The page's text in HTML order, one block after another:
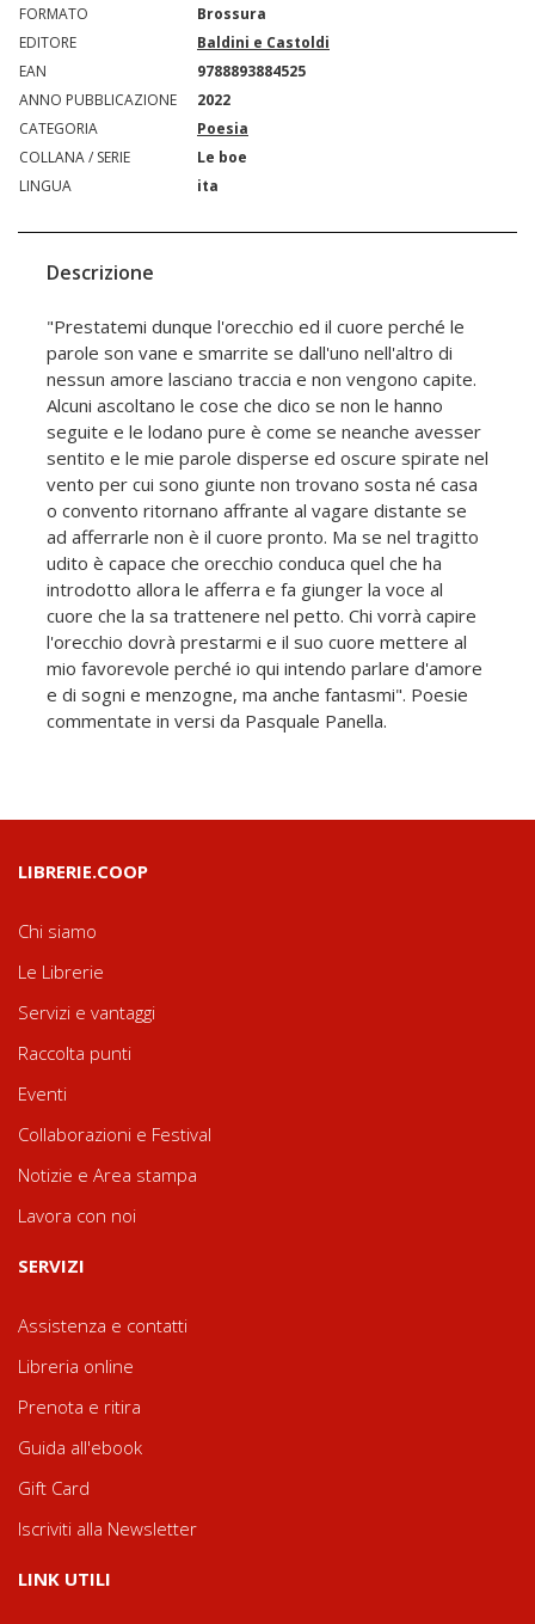
FORMATO
Brossura
EDITORE
Baldini e Castoldi
EAN
9788893884525
ANNO PUBBLICAZIONE
2022
CATEGORIA
Poesia
COLLANA / SERIE
Le boe
LINGUA
ita
Descrizione
"Prestatemi dunque l'orecchio ed il cuore perché le
parole son vane e smarrite se dall'uno nell'altro di
nessun amore lasciano traccia e non vengono capite.
Alcuni ascoltano le cose che dico se non le hanno
seguite e le lodano pure è come se neanche avesser
sentito e le mie parole disperse ed oscure spirate nel
vento per cui sono giunte non trovano sosta né casa
o convento ritornano affrante al vagare distante se
ad afferrarle non è il cuore pronto. Ma se nel tragitto
udito è capace che orecchio conduca quel che ha
introdotto allora le afferra e fa giunger la voce al
cuore che la sa trattenere nel petto. Chi vorrà capire
l'orecchio dovrà prestarmi e il suo cuore mettere al
mio favorevole perché io qui intendo parlare d'amore
e di sogni e menzogne, ma anche fantasmi". Poesie
commentate in versi da Pasquale Panella.
LIBRERIE.COOP
Chi siamo
Le Librerie
Servizi e vantaggi
Raccolta punti
Eventi
Collaborazioni e Festival
Notizie e Area stampa
Lavora con noi
SERVIZI
Assistenza e contatti
Libreria online
Prenota e ritira
Guida all'ebook
Gift Card
Iscriviti alla Newsletter
LINK UTILI